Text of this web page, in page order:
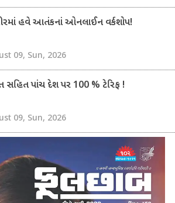
હવે આતંકનાં ઓનલાઈન વર્કશોપ!
09, Sun, 2026
સહિત પાંચ દેશ પર 100 % ટેરિફ !
09, Sun, 2026